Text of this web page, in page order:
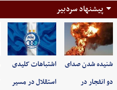
پیشنهاد سردبیر
شنیده شدن صدای
دو انفجار در
اشتباهات کلیدی
استقلال در مسیر